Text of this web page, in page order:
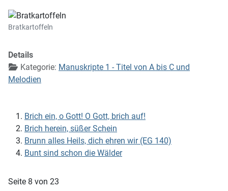
Bratkartoffeln
Details
Kategorie: Manuskripte 1 - Titel von A bis C und
Melodien
Brich ein, o Gott! O Gott, brich auf!
Brich herein, süßer Schein
Brunn alles Heils, dich ehren wir (EG 140)
Bunt sind schon die Wälder
Seite 8 von 23